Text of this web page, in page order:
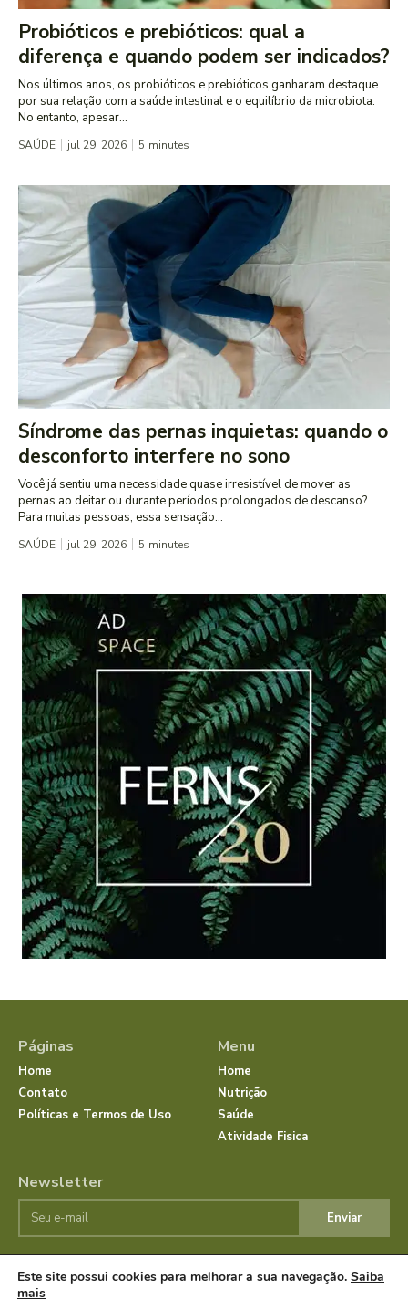
Probióticos e prebióticos: qual a
diferença e quando podem ser indicados?
Nos últimos anos, os probióticos e prebióticos ganharam destaque
por sua relação com a saúde intestinal e o equilíbrio da microbiota.
No entanto, apesar...
SAÚDE jul 29, 2026 5 minutes
Síndrome das pernas inquietas: quando o
desconforto interfere no sono
Você já sentiu uma necessidade quase irresistível de mover as
pernas ao deitar ou durante períodos prolongados de descanso?
Para muitas pessoas, essa sensação...
SAÚDE jul 29, 2026 5 minutes
Páginas
Home
Contato
Políticas e Termos de Uso
Menu
Home
Nutrição
Saúde
Atividade Fisica
Newsletter
Enviar
© JornalSaudeBemEstar.Com.Br 2025 Todos os direitos
reservados.
Este site possui cookies para melhorar a sua navegação. Saiba
mais